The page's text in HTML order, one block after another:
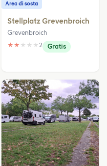
Area di sosta
Stellplatz Grevenbroich
Grevenbroich
★ ★ ★ ★ ★ 2 Gratis